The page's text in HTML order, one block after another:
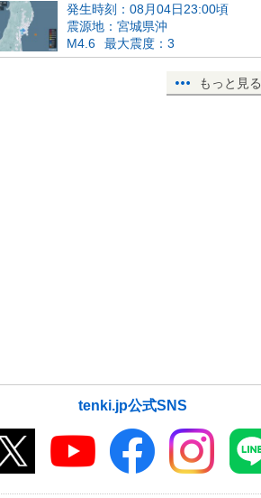
発生時刻：08月04日23:00頃
震源地：宮城県沖
M4.6
最大震度：3
もっと見る
tenki.jp公式SNS